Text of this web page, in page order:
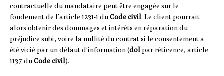
contractuelle du mandataire peut être engagée sur le
fondement de l’article 1231-1 duCode civil. Le client pourrait
alors obtenir des dommages et intérêts en réparation du
préjudice subi, voire la nullité du contrat si le consentement a
été vicié par un défaut d’information (dolpar réticence, article
1137 duCode civil).